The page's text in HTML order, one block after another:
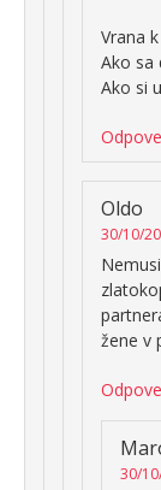
Vrana
Ako sa
Ako si
Oldo
30/10/
žene v
30/